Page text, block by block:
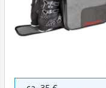
Brubaker